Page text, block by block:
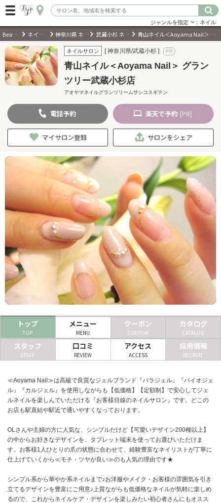
ログイン
会員登録（無料）
キーワード検索
ジャンルを選択
キーワードで検索
近くのサロンを探す
現在地から探す
ヘアサロン
ネイルサロン
まつげサロン
エステサロン
リラクゼーションサロン
美容クリニック
ネイルカタログ
メンズカタログ
ジャンルを指定 ：ネイル
BeautyPark ネイルサロン 神奈川県 ネイルサロン 武蔵小杉 ネイルサロン 青山ネイル＜Aoyama Nail＞ グランツリー武蔵小杉店
ネイルサロン [ 神奈川県/武蔵小杉 ]
青山ネイル＜Aoyama Nail＞ グラン
ツリー武蔵小杉店
アオヤマネイルグランツリームサシコスギテン
電話予約 楽天で予約 [PR]
マイサロン登録 サロンをシェア
トップ
TOP
メニュー
MENU
クーポン
COUPON
カタログ
CATALOG
スタッフ
STAFF
口コミ
REVIEW
アクセス
ACCESS
採用情報
RECRUIT
≪Aoyama Nail≫は高級で良質なジェルブランド『パラジェル』『バイオジェ
ル』『カルジェル』を使用しながらも【低価格】【定額制】で安心してジェ
ルネイルを楽しんでいただける『お客様目線のネイルサロン』です。どこの
お店も駅直結や駅近で通いやすくなっております。
OLさんや主婦の方に人気な、シンプルだけど【可愛いデザイン200種以上】
の中からお好きなデザインを、タブレット端末を使ってお選びいただけま
す。お客様1人ひとりの爪の状態に合わせて、経験豊富なネイリストが丁寧に
仕上げていくから≪モチ・ツヤが良い≫のも人気の理由です★
シンプル系から華やか系ネイルまで♪お洋服やメイク・お客様の雰囲気を引き
立てるデザインを豊富にご用意♪上質ながらも低価格なネイルが気軽に楽しめ
るので、これからネイルケア・デザインを楽しみたい初心者さんにもオスス